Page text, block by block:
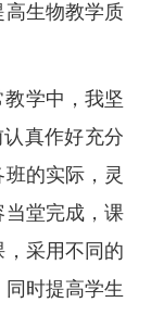
生物教学质
学中，我坚
真作好充分
的实际，灵
堂完成，课
采用不同的
时提高学生